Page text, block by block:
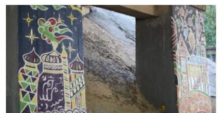
Перейти
пошуку
ПОГЛЯД
ІНТЕРВ'Ю
ВСЕ ЗА ДЕНЬ
СПЕЦПРОЕКТИ
ДЕПОРТАЦІЯ
ВІДЕОУРОКИ «ELIFBE»
ЯК ОБІЙТИ БЛОКУВАННЯ
Русский